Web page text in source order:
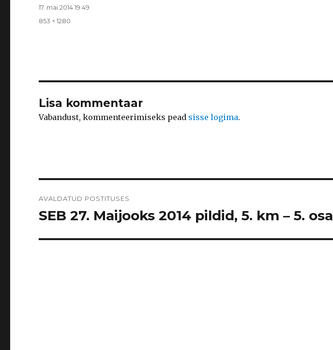
Postitatud
17. mai 2014 19:49
Täissuurus
853 × 1280
Lisa kommentaar
Vabandust, kommenteerimiseks pead sisse logima.
AVALDATUD POSTITUSES
SEB 27. Maijooks 2014 pildid, 5. km – 5. osa